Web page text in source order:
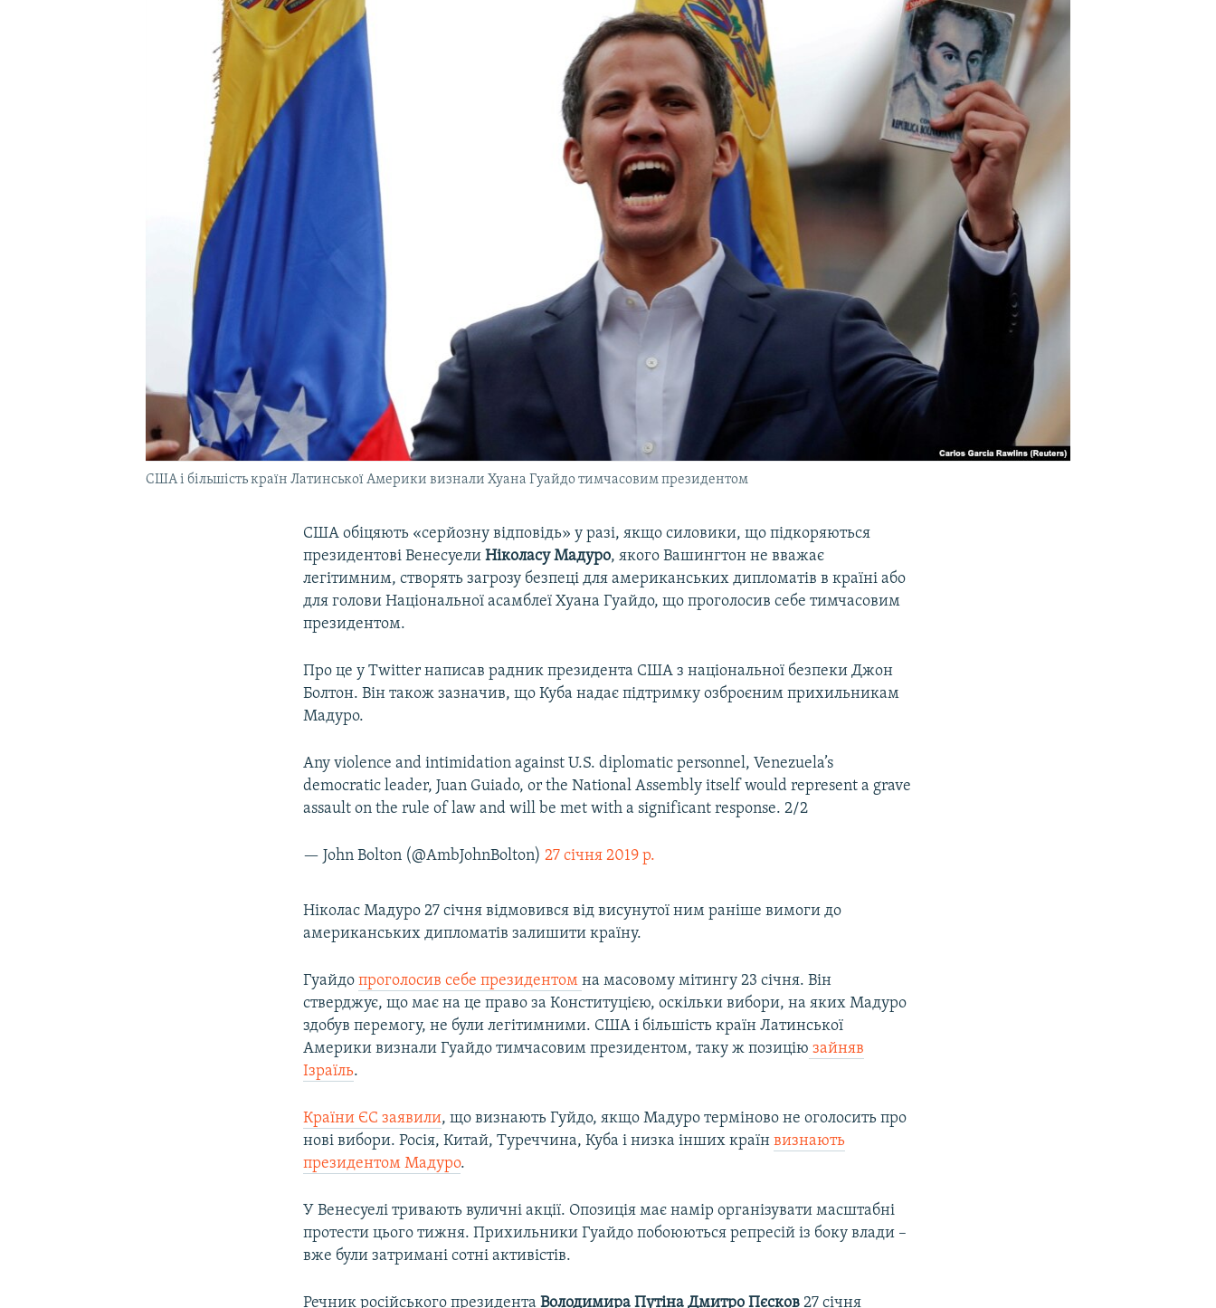
США і більшість країн Латинської Америки визнали Хуана Гуайдо тимчасовим президентом
США обіцяють «серйозну відповідь» у разі, якщо силовики, що підкоряються
президентові ВенесуелиНіколасу Мадуро, якого Вашингтон не вважає
легітимним, створять загрозу безпеці для американських дипломатів в країні або
для голови Національної асамблеї Хуана Гуайдо, що проголосив себе тимчасовим
президентом.
Про це у Twitter написав радник президента США з національної безпеки Джон
Болтон. Він також зазначив, що Куба надає підтримку озброєним прихильникам
Мадуро.
Any violence and intimidation against U.S. diplomatic personnel, Venezuela’s
democratic leader, Juan Guiado, or the National Assembly itself would represent a grave
assault on the rule of law and will be met with a significant response. 2/2
— John Bolton (@AmbJohnBolton)27 січня 2019 р.
Ніколас Мадуро 27 січня відмовився від висунутої ним раніше вимоги до
американських дипломатів залишити країну.
Гуайдопроголосив себе президентомна масовому мітингу 23 січня. Він
стверджує, що має на це право за Конституцією, оскільки вибори, на яких Мадуро
здобув перемогу, не були легітимними. США і більшість країн Латинської
Америки визнали Гуайдо тимчасовим президентом, таку ж позицію зайняв
Ізраїль.
Країни ЄС заявили, що визнають Гуйдо, якщо Мадуро терміново не оголосить про
нові вибори. Росія, Китай, Туреччина, Куба і низка інших країнвизнають
президентом Мадуро.
У Венесуелі тривають вуличні акції. Опозиція має намір організувати масштабні
протести цього тижня. Прихильники Гуайдо побоюються репресій із боку влади –
вже були затримані сотні активістів.​
Речник російського президентаВолодимира Путіна Дмитро Пєсков 27 січня